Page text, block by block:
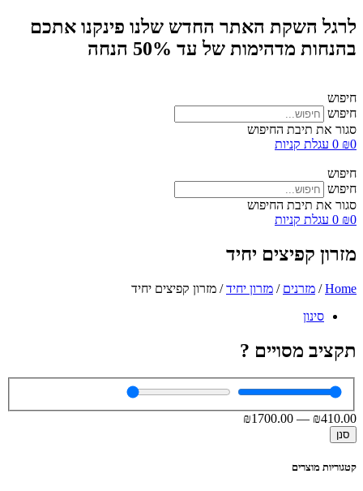
לרגל השקת האתר החדש שלנו פינקנו אתכם
בהנחות מדהימות של עד 50% הנחה
חיפוש
חיפוש
סגור את תיבת החיפוש
₪0
0 עגלת קניות
חיפוש
חיפוש
סגור את תיבת החיפוש
₪0
0 עגלת קניות
מזרון קפיצים יחיד
Home
/ מזרנים / מזרון יחיד/ מזרון קפיצים יחיד
סינון
תקציב מסויים ?
₪410.00
—
₪1700.00
סנן
קטגוריות מוצרים